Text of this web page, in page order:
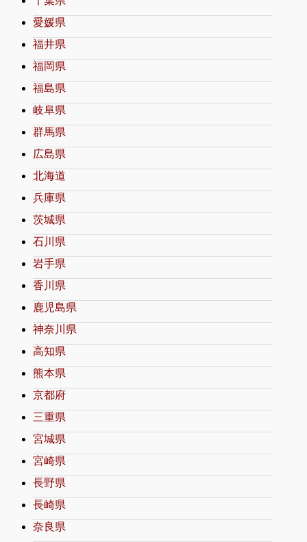
愛媛県
福井県
福岡県
福島県
岐阜県
群馬県
広島県
北海道
兵庫県
茨城県
石川県
岩手県
香川県
鹿児島県
神奈川県
高知県
熊本県
京都府
三重県
宮城県
宮崎県
長野県
長崎県
奈良県